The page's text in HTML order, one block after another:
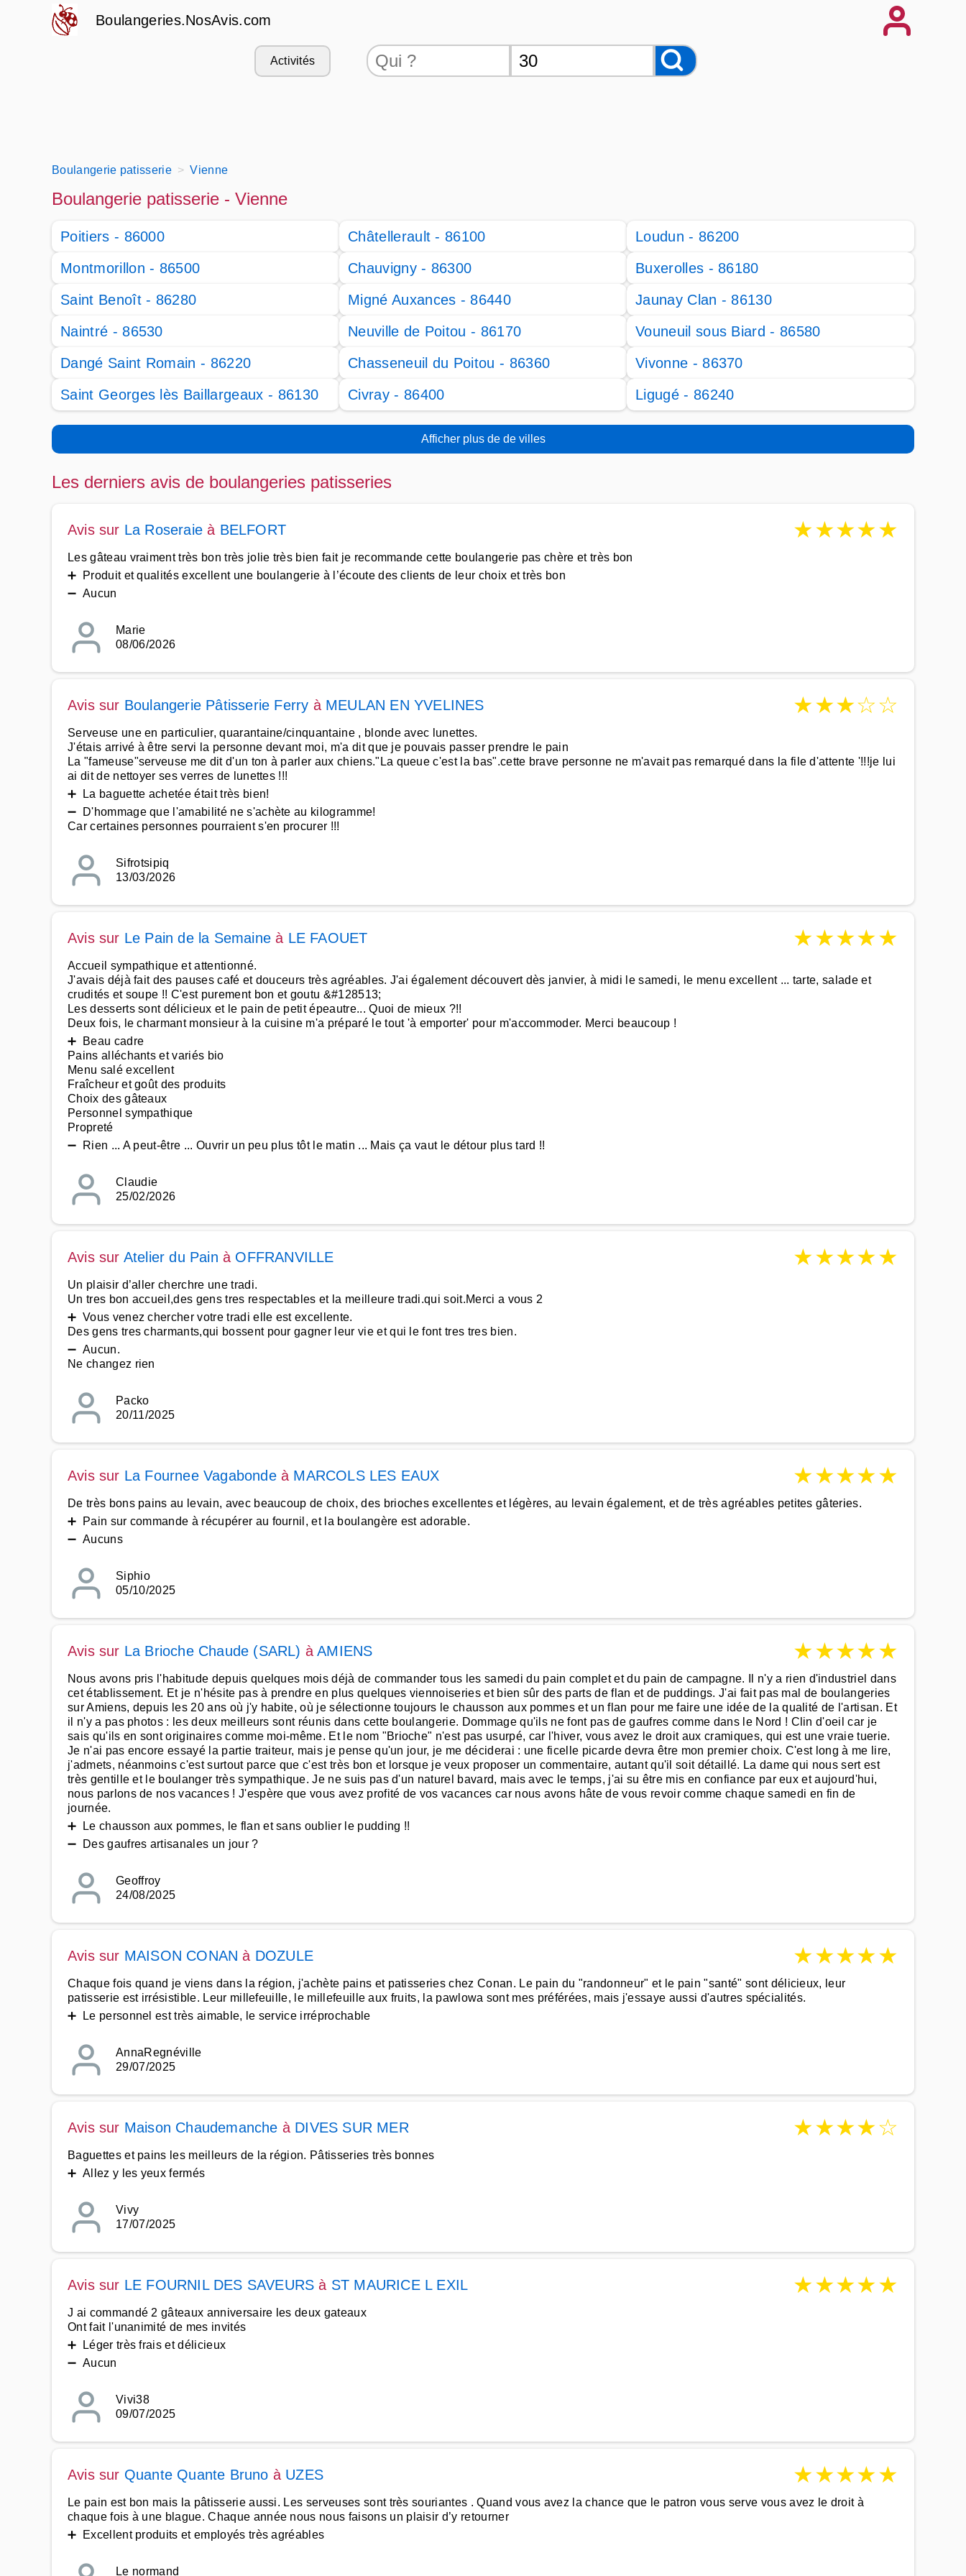
Boulangeries.NosAvis.com
Activités
Boulangerie patisserie Vienne
Boulangerie patisserie - Vienne
Poitiers - 86000 Châtellerault - 86100
Loudun - 86200
Montmorillon - 86500
Chauvigny - 86300
Buxerolles - 86180
Saint Benoît - 86280
Migné Auxances - 86440
Jaunay Clan - 86130
Naintré - 86530
Neuville de Poitou - 86170
Vouneuil sous Biard - 86580
Dangé Saint Romain - 86220
Chasseneuil du Poitou - 86360
Vivonne - 86370
Saint Georges lès Baillargeaux - 86130
Civray - 86400 Ligugé - 86240
Afficher plus de de villes
Les derniers avis de boulangeries patisseries
Avis sur La Roseraie à BELFORT ★★★★★
Les gâteau vraiment très bon très jolie très bien fait je recommande cette boulangerie pas chère et très bon
➕ Produit et qualités excellent une boulangerie à l’écoute des clients de leur choix et très bon
➖ Aucun
Marie
08/06/2026
Avis sur Boulangerie Pâtisserie Ferry à MEULAN EN YVELINES ★★★☆☆
Serveuse une en particulier, quarantaine/cinquantaine , blonde avec lunettes.
J'étais arrivé à être servi la personne devant moi, m'a dit que je pouvais passer prendre le pain
La "fameuse"serveuse me dit d'un ton à parler aux chiens."La queue c'est la bas".cette brave personne ne m'avait pas remarqué dans la file d'attente '!!!je lui
ai dit de nettoyer ses verres de lunettes !!!
➕ La baguette achetée était très bien!
➖ D'hommage que l'amabilité ne s'achète au kilogramme!
Car certaines personnes pourraient s'en procurer !!!
Sifrotsipiq
13/03/2026
Avis sur Le Pain de la Semaine à LE FAOUET ★★★★★
Accueil sympathique et attentionné.
J'avais déjà fait des pauses café et douceurs très agréables. J'ai également découvert dès janvier, à midi le samedi, le menu excellent ... tarte, salade et
crudités et soupe !! C'est purement bon et goutu &#128513;
Les desserts sont délicieux et le pain de petit épeautre... Quoi de mieux ?!!
Deux fois, le charmant monsieur à la cuisine m'a préparé le tout 'à emporter' pour m'accommoder. Merci beaucoup !
➕ Beau cadre
Pains alléchants et variés bio
Menu salé excellent
Fraîcheur et goût des produits
Choix des gâteaux
Personnel sympathique
Propreté
➖ Rien ... A peut-être ... Ouvrir un peu plus tôt le matin ... Mais ça vaut le détour plus tard !!
Claudie
25/02/2026
Avis sur Atelier du Pain à OFFRANVILLE ★★★★★
Un plaisir d’aller cherchre une tradi.
Un tres bon accueil,des gens tres respectables et la meilleure tradi.qui soit.Merci a vous 2
➕ Vous venez chercher votre tradi elle est excellente.
Des gens tres charmants,qui bossent pour gagner leur vie et qui le font tres tres bien.
➖ Aucun.
Ne changez rien
Packo
20/11/2025
Avis sur La Fournee Vagabondeà MARCOLS LES EAUX ★★★★★
De très bons pains au levain, avec beaucoup de choix, des brioches excellentes et légères, au levain également, et de très agréables petites gâteries.
➕ Pain sur commande à récupérer au fournil, et la boulangère est adorable.
➖ Aucuns
Siphio
05/10/2025
Avis sur La Brioche Chaude (SARL) àAMIENS ★★★★★
Nous avons pris l'habitude depuis quelques mois déjà de commander tous les samedi du pain complet et du pain de campagne. Il n'y a rien d'industriel dans
cet établissement. Et je n'hésite pas à prendre en plus quelques viennoiseries et bien sûr des parts de flan et de puddings. J'ai fait pas mal de boulangeries
sur Amiens, depuis les 20 ans où j'y habite, où je sélectionne toujours le chausson aux pommes et un flan pour me faire une idée de la qualité de l'artisan. Et
il n'y a pas photos : les deux meilleurs sont réunis dans cette boulangerie. Dommage qu'ils ne font pas de gaufres comme dans le Nord ! Clin d'oeil car je
sais qu'ils en sont originaires comme moi-même. Et le nom "Brioche" n'est pas usurpé, car l'hiver, vous avez le droit aux cramiques, qui est une vraie tuerie.
Je n'ai pas encore essayé la partie traiteur, mais je pense qu'un jour, je me déciderai : une ficelle picarde devra être mon premier choix. C'est long à me lire,
j'admets, néanmoins c'est surtout parce que c'est très bon et lorsque je veux proposer un commentaire, autant qu'il soit détaillé. La dame qui nous sert est
très gentille et le boulanger très sympathique. Je ne suis pas d'un naturel bavard, mais avec le temps, j'ai su être mis en confiance par eux et aujourd'hui,
nous parlons de nos vacances ! J'espère que vous avez profité de vos vacances car nous avons hâte de vous revoir comme chaque samedi en fin de
journée.
➕ Le chausson aux pommes, le flan et sans oublier le pudding !!
➖ Des gaufres artisanales un jour ?
Geoffroy
24/08/2025
Avis sur MAISON CONAN à DOZULE ★★★★★
Chaque fois quand je viens dans la région, j'achète pains et patisseries chez Conan. Le pain du "randonneur" et le pain "santé" sont délicieux, leur
patisserie est irrésistible. Leur millefeuille, le millefeuille aux fruits, la pawlowa sont mes préférées, mais j'essaye aussi d'autres spécialités.
➕ Le personnel est très aimable, le service irréprochable
AnnaRegnéville
29/07/2025
Avis sur Maison Chaudemanche à DIVES SUR MER ★★★★☆
Baguettes et pains les meilleurs de la région. Pâtisseries très bonnes
➕ Allez y les yeux fermés
Vivy
17/07/2025
Avis sur LE FOURNIL DES SAVEURS à ST MAURICE L EXIL ★★★★★
J ai commandé 2 gâteaux anniversaire les deux gateaux
Ont fait l'unanimité de mes invités
➕ Léger très frais et délicieux
➖ Aucun
Vivi38
09/07/2025
Avis sur Quante Quante Bruno à UZES ★★★★★
Le pain est bon mais la pâtisserie aussi. Les serveuses sont très souriantes . Quand vous avez la chance que le patron vous serve vous avez le droit à
chaque fois à une blague. Chaque année nous nous faisons un plaisir d’y retourner
➕ Excellent produits et employés très agréables
Le normand